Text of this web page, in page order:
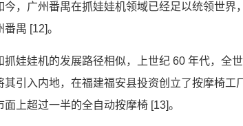
今，广州番禺在抓娃娃机领域已经足以统领世界
番禺 [12]。
抓娃娃机的发展路径相似，上世纪 60 年代，全
其引入内地，在福建福安县投资创立了按摩椅工
面上超过一半的全自动按摩椅 [13]。